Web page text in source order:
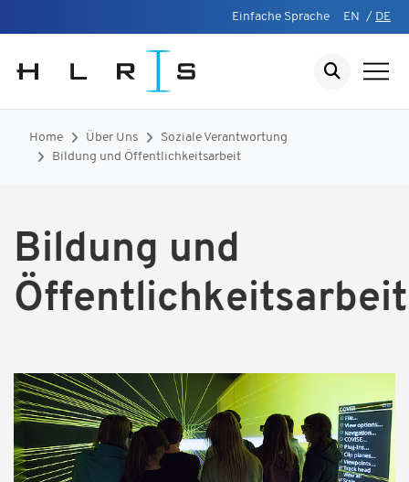
Einfache Sprache EN / DE
Home Über Uns
Soziale Verantwortung
Bildung und Öffentlichkeitsarbeit
Bildung und
Öffentlichkeitsarbeit